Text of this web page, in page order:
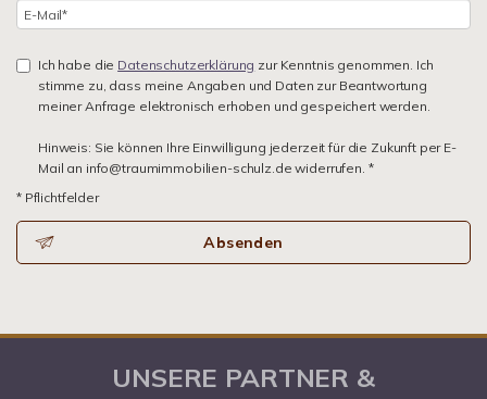
Ich habe die Datenschutzerklärung zur Kenntnis genommen. Ich
stimme zu, dass meine Angaben und Daten zur Beantwortung
meiner Anfrage elektronisch erhoben und gespeichert werden.
Hinweis: Sie können Ihre Einwilligung jederzeit für die Zukunft per E-
Mail an info@traumimmobilien-schulz.de widerrufen. *
* Pflichtfelder
Absenden
UNSERE PARTNER &